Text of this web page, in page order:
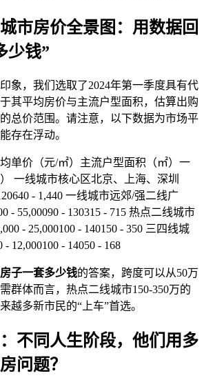
市房价全景图：用数据回
少钱”
象，我们选取了2024年第一季度具有代
其平均房价与主流户型面积，估算出购
总价范围。请注意，以下数据为市场平
存在浮动。
单价（元/㎡）主流户型面积（㎡）一
一线城市核心区北京、上海、深圳
- 1,440 一线城市远郊/强二线广
- 55,00090 - 130315 - 715 热点二线城市
- 25,000100 - 140150 - 350 三四线城
12,000100 - 14050 - 168
房子一套多少钱的答案，跨度可以从50万
群体而言，热点二线城市150-350万的
越多新市民的“上车”首选。
不同人生阶段，他们用多
问题？